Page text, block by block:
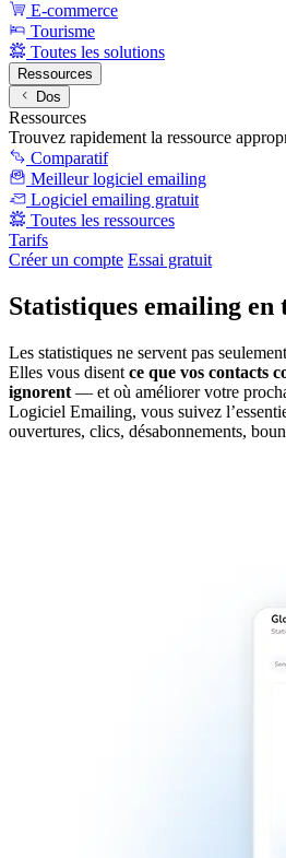
E-commerce
Tourisme
Toutes les solutions
Ressources
Dos
Ressources
Trouvez rapidement la ressource
Comparatif
Meilleur logiciel emailing
Logiciel emailing gratuit
Toutes les ressources
Tarifs
Créer un compte Essai gratuit
Statistiques emailing en
Les statistiques ne servent pas
Elles vous disent ce que vos contacts
ignorent — et où améliorer votre
Logiciel Emailing, vous suivez
ouvertures, clics, désabonnements,